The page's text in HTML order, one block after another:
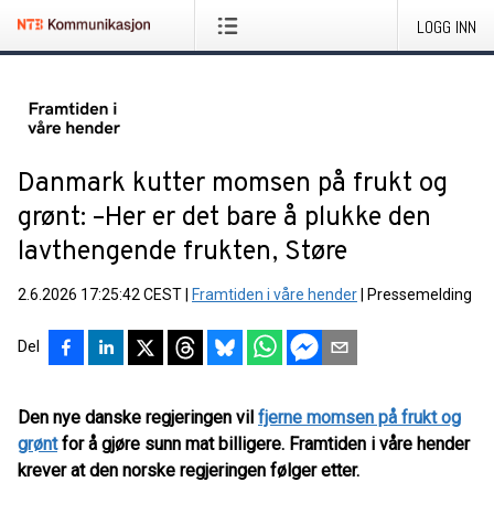
LOGG INN
Danmark kutter momsen på frukt og
grønt: –Her er det bare å plukke den
lavthengende frukten, Støre
2.6.2026 17:25:42 CEST Framtiden i våre hender Pressemelding
Del
Den nye danske regjeringen vil fjerne momsen på frukt og
grøntfor å gjøre sunn mat billigere. Framtiden i våre hender
krever at den norske regjeringen følger etter.